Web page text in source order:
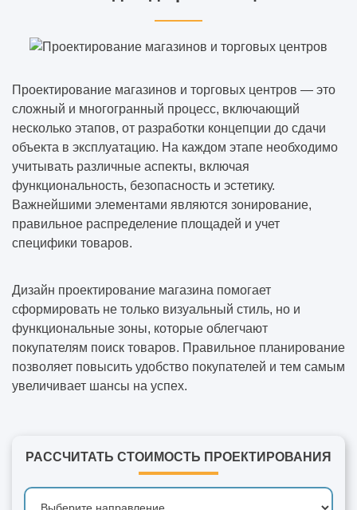
Проектирование магазинов и торговых центров — это
сложный и многогранный процесс, включающий
несколько этапов, от разработки концепции до сдачи
объекта в эксплуатацию. На каждом этапе необходимо
учитывать различные аспекты, включая
функциональность, безопасность и эстетику.
Важнейшими элементами являются зонирование,
правильное распределение площадей и учет
специфики товаров.
Дизайн проектирование магазина помогает
сформировать не только визуальный стиль, но и
функциональные зоны, которые облегчают
покупателям поиск товаров. Правильное планирование
позволяет повысить удобство покупателей и тем самым
увеличивает шансы на успех.
РАССЧИТАТЬ СТОИМОСТЬ ПРОЕКТИРОВАНИЯ